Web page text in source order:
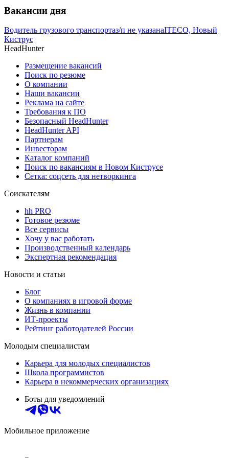
Вакансии дня
Водитель грузового транспортаз/п не указанаITECO, Новый
Киструс
HeadHunter
Размещение вакансий
Поиск по резюме
О компании
Наши вакансии
Реклама на сайте
Требования к ПО
Безопасный HeadHunter
HeadHunter API
Партнерам
Инвесторам
Каталог компаний
Поиск по вакансиям в Новом Киструсе
Сетка: соцсеть для нетворкинга
Соискателям
hh PRO
Готовое резюме
Все сервисы
Хочу у вас работать
Производственный календарь
Экспертная рекомендация
Новости и статьи
Блог
О компаниях в игровой форме
Жизнь в компании
ИТ-проекты
Рейтинг работодателей России
Молодым специалистам
Карьера для молодых специалистов
Школа программистов
Карьера в некоммерческих организациях
Боты для уведомлений
Мобильное приложение